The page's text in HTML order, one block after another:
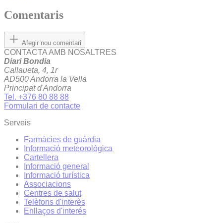
Comentaris
Afegir nou comentari
CONTACTA AMB NOSALTRES
Diari Bondia
Callaueta, 4, 1r
AD500 Andorra la Vella
Principat d'Andorra
Tel. +376 80 88 88
Formulari de contacte
Serveis
Farmàcies de guàrdia
Informació meteorològica
Cartellera
Informació general
Informació turística
Associacions
Centres de salut
Telèfons d'interès
Enllaços d'interés